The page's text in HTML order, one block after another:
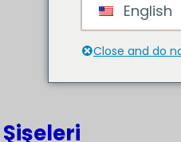
English
Close and do